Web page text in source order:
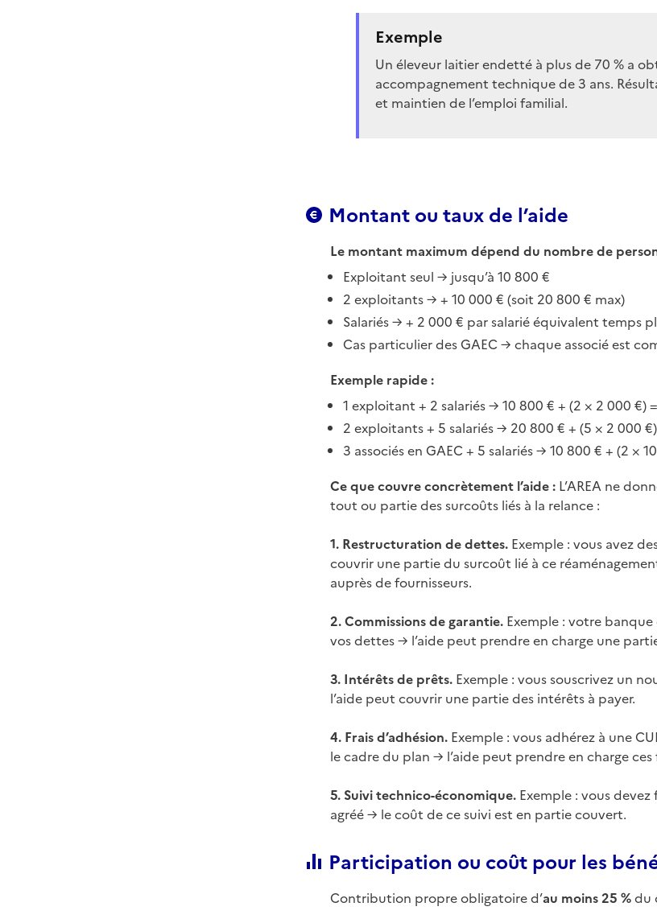
Exemple
Un éleveur laitier endetté à plus de 70 % a
accompagnement technique de 3 ans.
et maintien de l’emploi familial.
Montant ou taux de l’aide
Le montant maximum dépend du nombre de
Exploitant seul → jusqu’à 10 800 €
2 exploitants → + 10 000 € (soit 20 800 € max)
Salariés → + 2 000 € par salarié équivalent temps
Cas particulier des GAEC → chaque associé est
Exemple rapide :
1 exploitant + 2 salariés → 10 800 € + (2 × 2 000 €)
2 exploitants + 5 salariés → 20 800 € + (5 × 2 000
3 associés en GAEC + 5 salariés → 10 800 € + (2 ×
Ce que couvre concrètement l’aide : L’AREA ne
tout ou partie des surcoûts liés à la relance :
1. Restructuration de dettes. Exemple : vous avez
couvrir une partie du surcoût lié à ce
auprès de fournisseurs.
2. Commissions de garantie. Exemple : votre
vos dettes → l’aide peut prendre en charge une
3. Intérêts de prêts. Exemple : vous souscrivez un
l’aide peut couvrir une partie des intérêts à payer.
4. Frais d’adhésion. Exemple : vous adhérez à une
le cadre du plan → l’aide peut prendre en charge ces
5. Suivi technico-économique. Exemple : vous
agréé → le coût de ce suivi est en partie couvert.
Participation ou coût pour les
Contribution propre obligatoire d’au moins 25 %du